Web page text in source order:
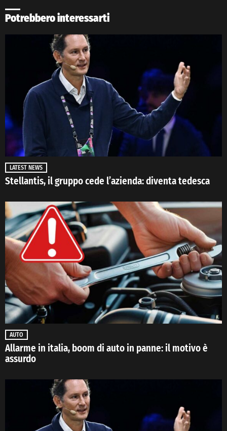
Potrebbero interessarti
LATEST NEWS
Stellantis, il gruppo cede l’azienda: diventa tedesca
AUTO
Allarme in italia, boom di auto in panne: il motivo è
assurdo